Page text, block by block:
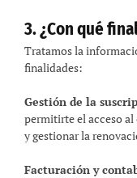
3. ¿Con qué
Tratamos la
finalidades:
Gestión de la
permitirte el acceso
y gestionar la
Facturación y